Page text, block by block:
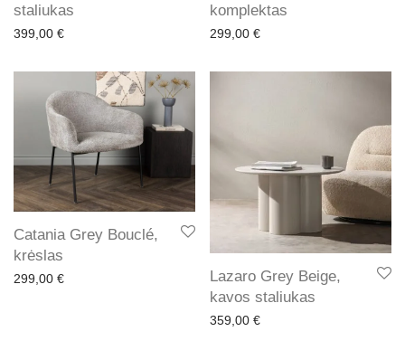
staliukas
399,00 €
komplektas
299,00 €
Catania Grey Bouclé,
krėslas
299,00 €
Lazaro Grey Beige,
kavos staliukas
359,00 €